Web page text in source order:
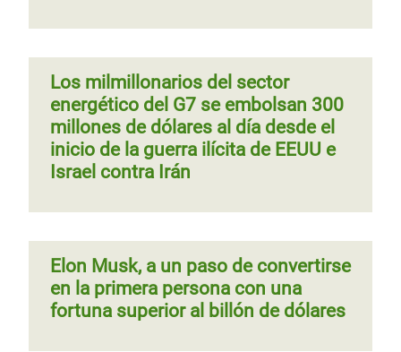
Los milmillonarios del sector
energético del G7 se embolsan 300
millones de dólares al día desde el
inicio de la guerra ilícita de EEUU e
Israel contra Irán
Elon Musk, a un paso de convertirse
en la primera persona con una
fortuna superior al billón de dólares